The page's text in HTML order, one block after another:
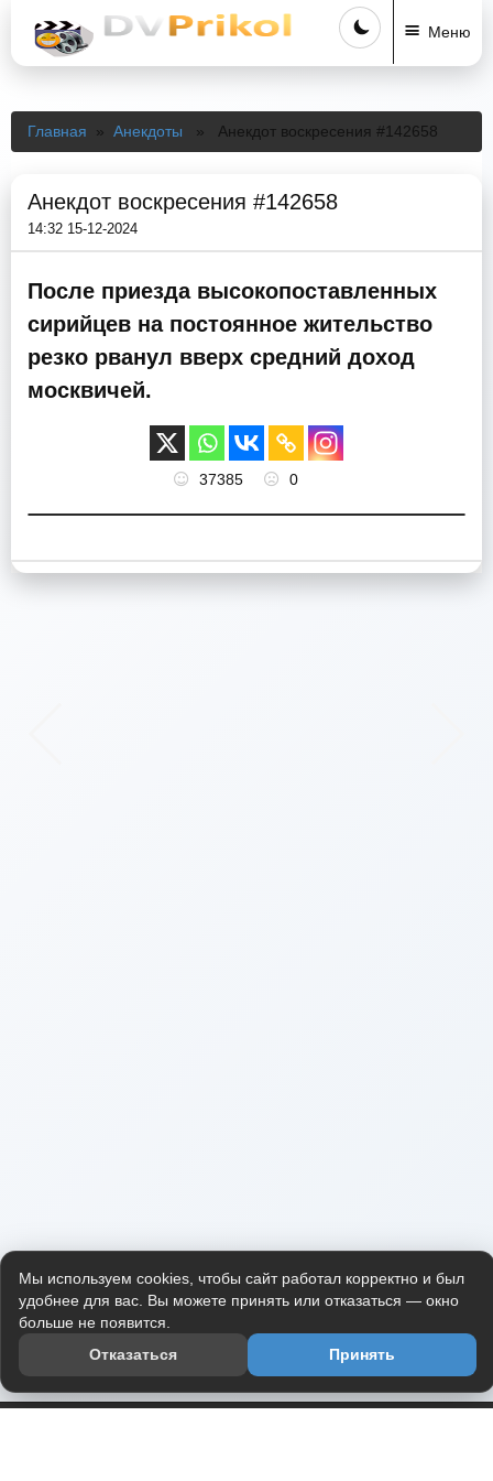
Меню
Главная » Анекдоты » Анекдот воскресения #142658
Анекдот воскресения #142658
14:32 15-12-2024
После приезда высокопоставленных
сирийцев на постоянное жительство
резко рванул вверх средний доход
москвичей.
37385 0
Мы используем cookies, чтобы сайт работал корректно и был
удобнее для вас. Вы можете принять или отказаться — окно
больше не появится.
Отказаться
Принять